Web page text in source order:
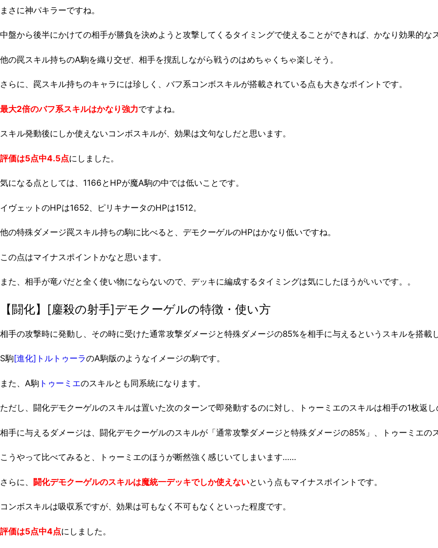
まさに神パキラーですね。
中盤から後半にかけての相手が勝負を決めようと攻撃してくるタイミングで使えることができれば、かなり効果的な
他の罠スキル持ちのA駒を織り交ぜ、相手を撹乱しながら戦うのはめちゃくちゃ楽しそう。
さらに、罠スキル持ちのキャラには珍しく、バフ系コンボスキルが搭載されている点も大きなポイントです。
最大2倍のバフ系スキルはかなり強力ですよね。
スキル発動後にしか使えないコンボスキルが、効果は文句なしだと思います。
評価は5点中4.5点にしました。
気になる点としては、1166とHPが魔A駒の中では低いことです。
イヴェットのHPは1652、ピリキナータのHPは1512。
他の特殊ダメージ罠スキル持ちの駒に比べると、デモクーゲルのHPはかなり低いですね。
この点はマイナスポイントかなと思います。
また、相手が竜パだと全く使い物にならないので、デッキに編成するタイミングは気にしたほうがいいです。。
【闘化】[鏖殺の射手]デモクーゲルの特徴・使い方
相手の攻撃時に発動し、その時に受けた通常攻撃ダメージと特殊ダメージの85%を相手に与えるというスキルを搭載
S駒 [進化]トルトゥーラのA駒版のようなイメージの駒です。
また、A駒 トゥーミエのスキルとも同系統になります。
ただし、闘化デモクーゲルのスキルは置いた次のターンで即発動するのに対し、トゥーミエのスキルは相手の1枚返
相手に与えるダメージは、闘化デモクーゲルのスキルが「通常攻撃ダメージと特殊ダメージの85%」、トゥーミエ
こうやって比べてみると、トゥーミエのほうが断然強く感じいてしまいます……
さらに、 闘化デモクーゲルのスキルは魔統一デッキでしか使えないという点もマイナスポイントです。
コンボスキルは吸収系ですが、効果は可もなく不可もなくといった程度です。
評価は5点中4点にしました。